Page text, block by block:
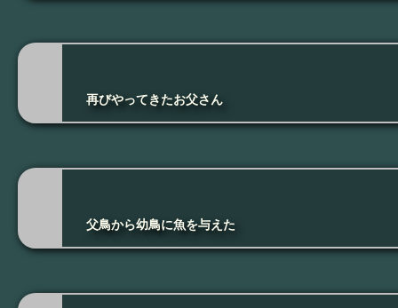
再びやってきたお父さん
父鳥から幼鳥に魚を与えた